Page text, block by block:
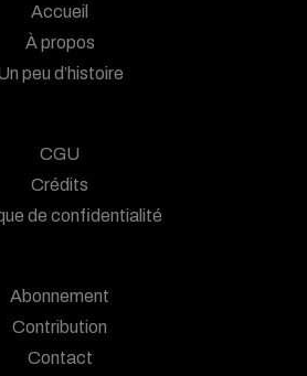
Accueil
À propos
peu d’histoire
CGU
Crédits
de confidentialité
Abonnement
Contribution
Contact